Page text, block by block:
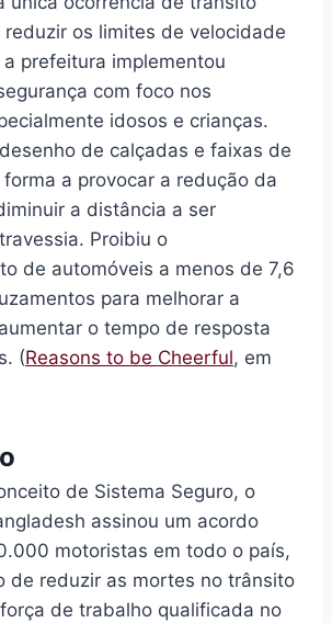
os limites de velocidade
prefeitura implementou
com foco nos
idosos e crianças.
de calçadas e faixas de
a provocar a redução da
a distância a ser
Proibiu o
de automóveis a menos de 7,6
para melhorar a
o tempo de resposta
(Reasons to be Cheerful, em
de Sistema Seguro, o
assinou um acordo
motoristas em todo o país,
de reduzir as mortes no trânsito
de trabalho qualificada no